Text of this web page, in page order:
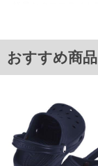
●軽量なクロスライ
足のサイズが同じで
■サイズ表
サイズ/適応/甲幅(外寸)
M12/30/12.1
M13/31/12.3
おすすめ商品